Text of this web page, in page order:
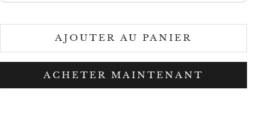
AJOUTER AU PANIER
ACHETER MAINTENANT